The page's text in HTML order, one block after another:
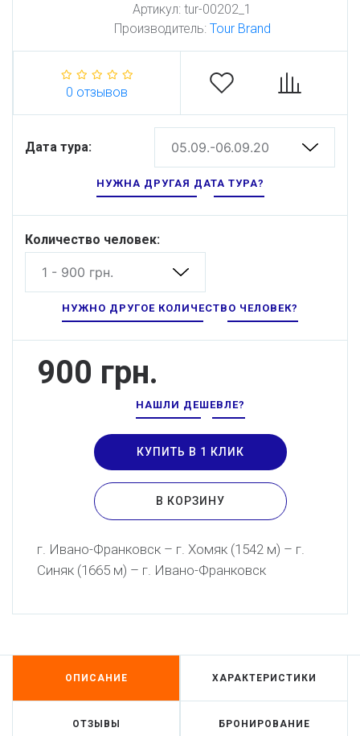
Артикул: tur-00202_1
Производитель: Tour Brand
0 отзывов
Дата тура: 05.09.-06.09.20
НУЖНА ДРУГАЯ ДАТА ТУРА?
Количество человек:
1 - 900 грн.
НУЖНО ДРУГОЕ КОЛИЧЕСТВО ЧЕЛОВЕК?
900 грн.
НАШЛИ ДЕШЕВЛЕ?
КУПИТЬ В 1 КЛИК
В КОРЗИНУ
г. Ивано-Франковск – г. Хомяк (1542 м) – г.
Синяк (1665 м) – г. Ивано-Франковск
ОПИСАНИЕ ХАРАКТЕРИСТИКИ
ОТЗЫВЫ БРОНИРОВАНИЕ